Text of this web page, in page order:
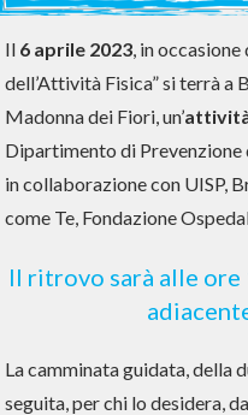
Il 6 aprile 2023, in
dell’Attività Fisica” si terrà a
Madonna dei Fiori, un’
Dipartimento di Prevenzione
in collaborazione con UISP,
come Te, Fondazione
Il ritrovo sarà alle
La camminata guidata, della
seguita, per chi lo desidera,